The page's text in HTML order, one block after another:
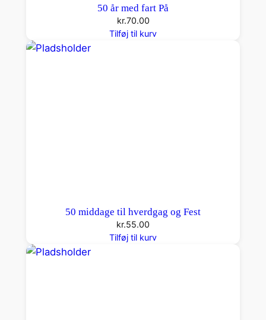
50 år med fart På
kr.70.00
Tilføj til kurv
50 middage til hverdgag og Fest
kr.55.00
Tilføj til kurv